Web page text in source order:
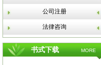
公司注册
法律咨询
书式下载 MORE